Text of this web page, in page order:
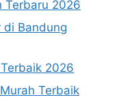
Terbaru 2026
di Bandung
2026
Terbaik